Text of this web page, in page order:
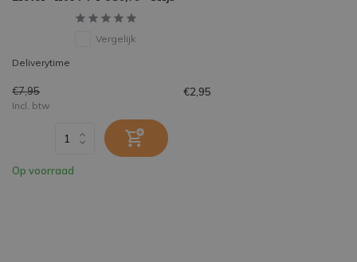
Vergelijk
Deliverytime
€7,95 €2,95
Incl. btw
Op voorraad